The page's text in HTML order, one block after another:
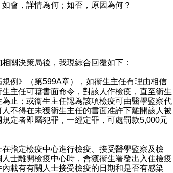
會，詳情為何；如否，原因為何？
決策局後，我現綜合回覆如下：
》（第599A章），如衞生主任有理由相信
主任可藉書面命令，對該人作檢疫，直至衞生
止；或衞生主任認為該項檢疫可由醫學監察代
不得在未獲衞生主任的書面准許下離開該人被
定者即屬犯罪，一經定罪，可處罰款5,000元
定檢疫中心進行檢疫、接受醫學監察及檢
士離開檢疫中心時，會獲衞生署發出入住檢疫
載有有關人士接受檢疫的日期和是否有感染